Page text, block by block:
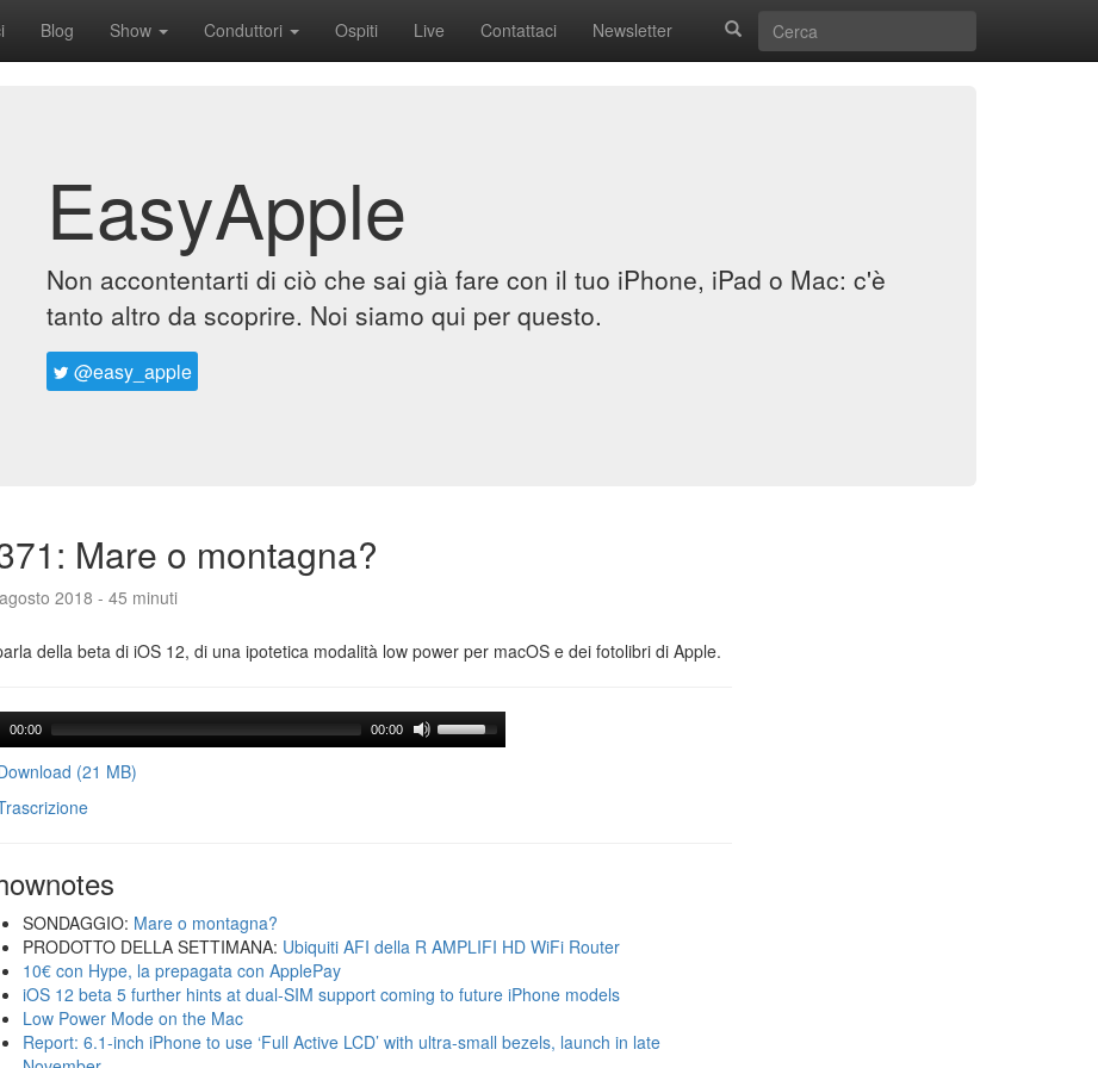
Blog Show Conduttori Ospiti Live Contattaci Newsletter
EasyApple
Non accontentarti di ciò che sai già fare con il tuo iPhone, iPad o Mac: c'è
tanto altro da scoprire. Noi siamo qui per questo.
@easy_apple
Mare o montagna?
2018 - 45 minuti
della beta di iOS 12, di una ipotetica modalità low power per macOS e dei fotolibri di Apple.
00:00 00:00
(21 MB)
SONDAGGIO: Mare o montagna?
PRODOTTO DELLA SETTIMANA: Ubiquiti AFI della R AMPLIFI HD WiFi Router
10€ con Hype, la prepagata con ApplePay
iOS 12 beta 5 further hints at dual-SIM support coming to future iPhone models
Low Power Mode on the Mac
Report: 6.1-inch iPhone to use ‘Full Active LCD’ with ultra-small bezels, launch in late